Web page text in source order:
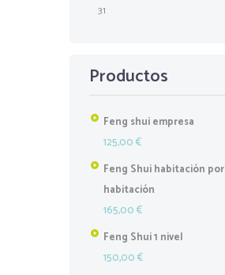
31
Productos
Feng shui empresa
125,00€
Feng Shui habitación por
habitación
165,00€
Feng Shui 1 nivel
150,00€